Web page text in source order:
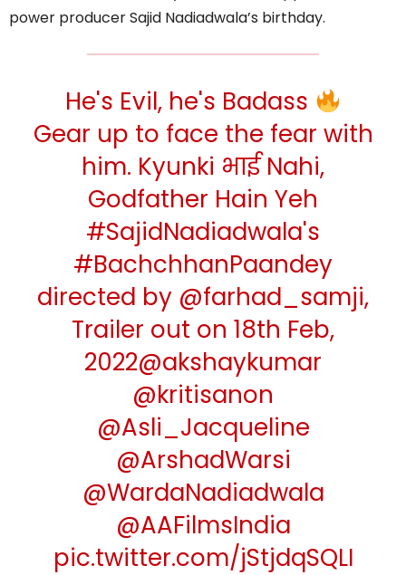
power producer Sajid Nadiadwala’s birthday.
He's Evil, he's Badass
Gear up to face the fear with
him. Kyunki भाई Nahi,
Godfather Hain Yeh
#SajidNadiadwala's
#BachchhanPaandey
directed by @farhad_samji,
Trailer out on 18th Feb,
2022@akshaykumar
@kritisanon
@Asli_Jacqueline
@ArshadWarsi
@WardaNadiadwala
@AAFilmsIndia
pic.twitter.com/jStjdqSQLI